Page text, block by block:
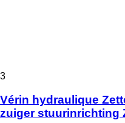
3
Vérin hydraulique
zuiger stuurinrichting